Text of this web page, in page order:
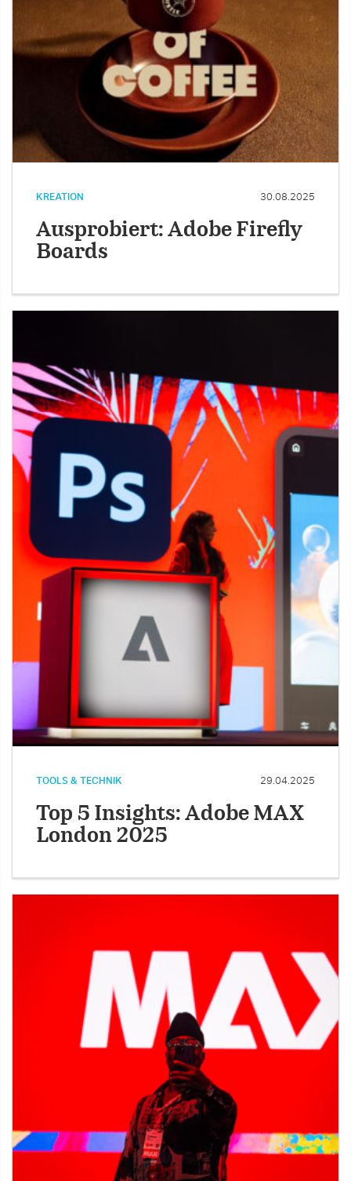
KREATION 30.08.2025
Ausprobiert: Adobe Firefly
Boards
TOOLS & TECHNIK 29.04.2025
Top 5 Insights: Adobe MAX
London 2025